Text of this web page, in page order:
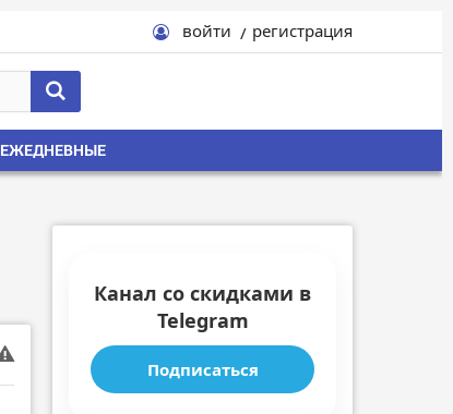
войти регистрация
ЕЖЕДНЕВНЫЕ
Канал со скидками в
Telegram
Подписаться